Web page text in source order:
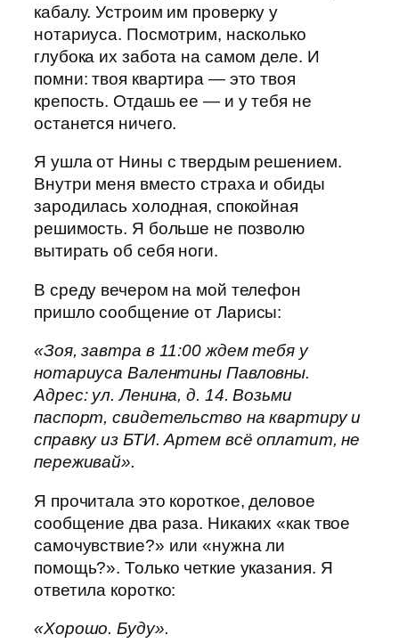
кабалу. Устроим им проверку у
нотариуса. Посмотрим, насколько
глубока их забота на самом деле. И
помни: твоя квартира — это твоя
крепость. Отдашь ее — и у тебя не
останется ничего.
Я ушла от Нины с твердым решением.
Внутри меня вместо страха и обиды
зародилась холодная, спокойная
решимость. Я больше не позволю
вытирать об себя ноги.
В среду вечером на мой телефон
пришло сообщение от Ларисы:
«Зоя, завтра в 11:00 ждем тебя у
нотариуса Валентины Павловны.
Адрес: ул. Ленина, д. 14. Возьми
паспорт, свидетельство на квартиру и
справку из БТИ. Артем всё оплатит, не
переживай».
Я прочитала это короткое, деловое
сообщение два раза. Никаких «как твое
самочувствие?» или «нужна ли
помощь?». Только четкие указания. Я
ответила коротко:
«Хорошо. Буду».